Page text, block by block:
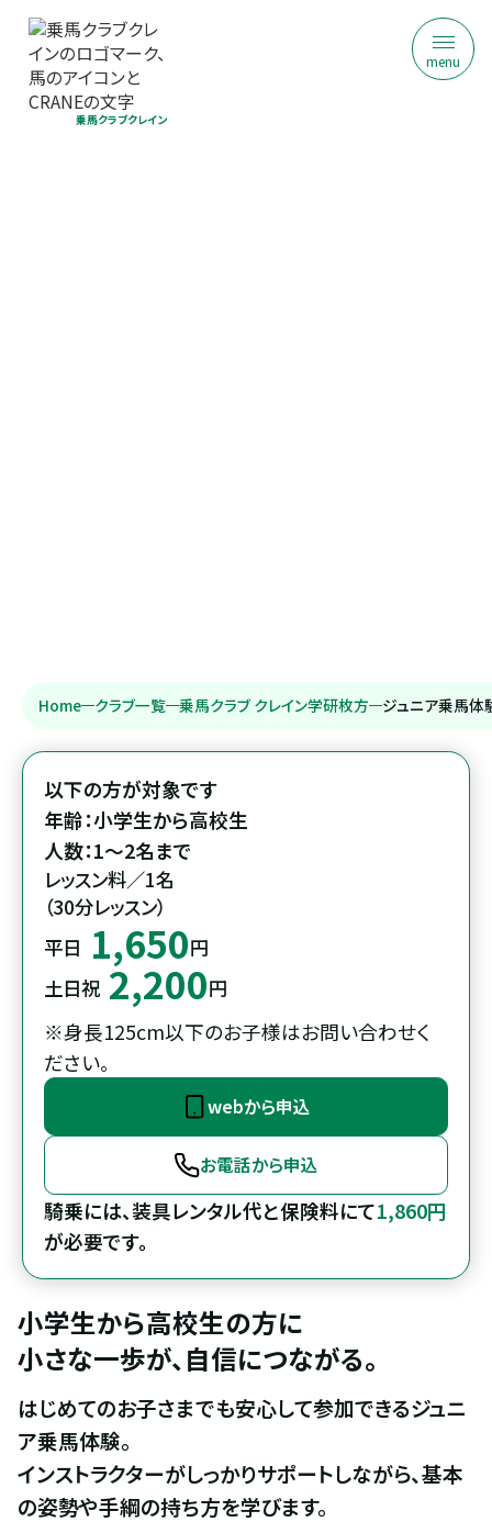
乗馬クラブクレイン
menu
Home クラブ一覧 乗馬クラブ クレイン学研枚方 ジュニア乗馬
以下の方が対象です
年齢：小学生から高校生
人数：1～2名まで
レッスン料／1名
（30分レッスン）
平日 1,650円
土日祝 2,200円
※身長125cm以下のお子様はお問い合わせく
ださい。
webから申込
お電話から申込
騎乗には、装具レンタル代と保険料にて1,860円
が必要です。
小学生から高校生の方に
小さな一歩が、自信につながる。
はじめてのお子さまでも安心して参加できるジュニ
ア乗馬体験。
インストラクターがしっかりサポートしながら、基本
の姿勢や手綱の持ち方を学びます。